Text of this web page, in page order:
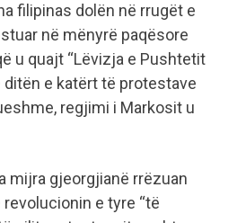
filipinas dolën në rrugët e
në mënyrë paqësore
u quajt “Lëvizja e Pushtetit
ditën e katërt të protestave
regjimi i Markosit u
mijra gjeorgjianë rrëzuan
e tyre “të